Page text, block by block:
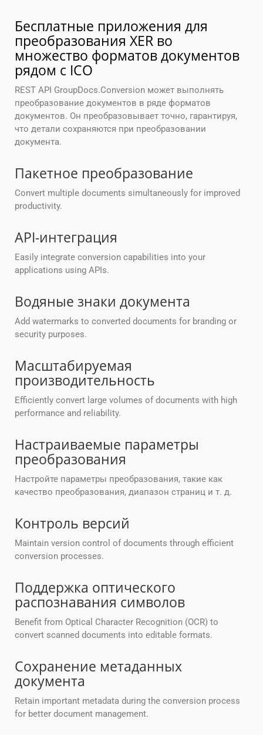
Бесплатные приложения для
преобразования XER во
множество форматов документов
рядом с ICO
REST API GroupDocs.Conversion может выполнять
преобразование документов в ряде форматов
документов. Он преобразовывает точно, гарантируя,
что детали сохраняются при преобразовании
документа.
Пакетное преобразование
Convert multiple documents simultaneously for improved
productivity.
API-интеграция
Easily integrate conversion capabilities into your
applications using APIs.
Водяные знаки документа
Add watermarks to converted documents for branding or
security purposes.
Масштабируемая
производительность
Efficiently convert large volumes of documents with high
performance and reliability.
Настраиваемые параметры
преобразования
Настройте параметры преобразования, такие как
качество преобразования, диапазон страниц и т. д.
Контроль версий
Maintain version control of documents through efficient
conversion processes.
Поддержка оптического
распознавания символов
Benefit from Optical Character Recognition (OCR) to
convert scanned documents into editable formats.
Сохранение метаданных
документа
Retain important metadata during the conversion process
for better document management.